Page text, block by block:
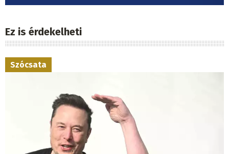
Ez is érdekelheti
Szócsata